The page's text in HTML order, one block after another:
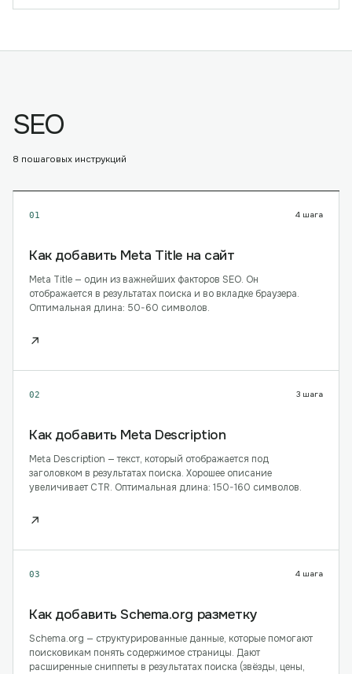
SEO
8 пошаговых инструкций
01 4 шага
Как добавить Meta Title на сайт
Meta Title — один из важнейших факторов SEO. Он
отображается в результатах поиска и во вкладке браузера.
Оптимальная длина: 50-60 символов.
↗
02 3 шага
Как добавить Meta Description
Meta Description — текст, который отображается под
заголовком в результатах поиска. Хорошее описание
увеличивает CTR. Оптимальная длина: 150-160 символов.
↗
03 4 шага
Как добавить Schema.org разметку
Schema.org — структурированные данные, которые помогают
поисковикам понять содержимое страницы. Дают
расширенные сниппеты в результатах поиска (звёзды, цены,